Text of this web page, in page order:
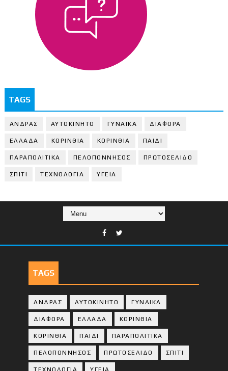
TAGS
ΑΝΔΡΑΣ ΑΥΤΟΚΙΝΗΤΟ ΓΥΝΑΙΚΑ ΔΙΑΦΟΡΑ
ΕΛΛΑΔΑ ΚΟΡΙΝΘΙΑ ΚΟΡΙΝΘΙA ΠΑΙΔΙ
ΠΑΡΑΠΟΛΙΤΙΚΑ ΠΕΛΟΠΟΝΝΗΣΟΣ ΠΡΩΤΟΣΕΛΙΔΟ
ΣΠΙΤΙ ΤΕΧΝΟΛΟΓΙΑ ΥΓΕΙΑ
TAGS
ΑΝΔΡΑΣ ΑΥΤΟΚΙΝΗΤΟ ΓΥΝΑΙΚΑ
ΔΙΑΦΟΡΑ ΕΛΛΑΔΑ ΚΟΡΙΝΘΙΑ
ΚΟΡΙΝΘΙA ΠΑΙΔΙ ΠΑΡΑΠΟΛΙΤΙΚΑ
ΠΕΛΟΠΟΝΝΗΣΟΣ ΠΡΩΤΟΣΕΛΙΔΟ ΣΠΙΤΙ
ΤΕΧΝΟΛΟΓΙΑ ΥΓΕΙΑ